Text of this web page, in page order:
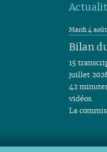
Bilan
Mardi 4
15
juillet
42
vidéos.
La